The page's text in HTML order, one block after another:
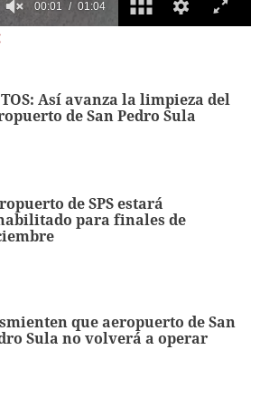
Así avanza la limpieza del
de San Pedro Sula
de SPS estará
para finales de
que aeropuerto de San
Sula no volverá a operar